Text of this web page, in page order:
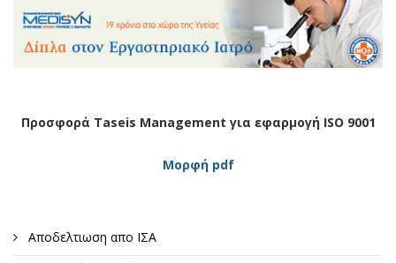
Προσφορά Taseis Management για εφαρμογή ISO 9001
Μορφή pdf
Αποδελτιωση απο ΙΣΑ